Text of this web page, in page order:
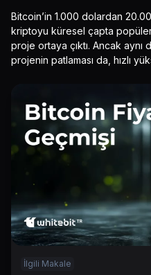
Bitcoin’in 1.000 dolardan
kriptoyu küresel çapta
proje ortaya çıktı. Ancak
projenin patlaması da, hızlı
İlgili Makale